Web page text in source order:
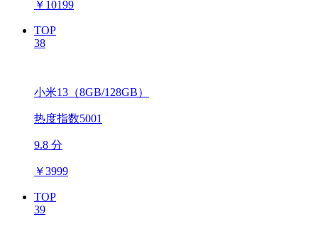
￥ 10199
TOP
38
小米13（8GB/128GB）
热度指数5001
9.8 分
￥3999
TOP
39